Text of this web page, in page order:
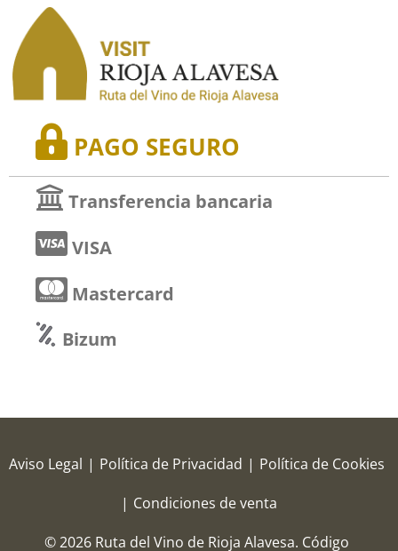
PAGO SEGURO
Transferencia bancaria
VISA
Mastercard
Bizum
Aviso Legal | Política de Privacidad | Política de Cookies
| Condiciones de venta
© 2026 Ruta del Vino de Rioja Alavesa. Código